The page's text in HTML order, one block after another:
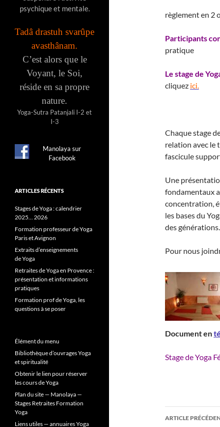
règlement en 2
Participants
pratique
Le stage de
cliquez ici.
Chaque stage
relation avec le
fascicule
Une
fondamentaux
concentration,
les bases du
des générations.
Pour nous
Document en
Stage de Yoga
ARTICLE
psychique et mentale.
Tadâ drastuh svarûpe
avasthânam.
C’est alors que le
Voyant, le Soi,
réside en sa propre
nature.
Yoga-Sutra Patanjali I-2 et
I-3
Manolaya sur
Facebook
ARTICLES RÉCENTS
Stages de Yoga : calendrier
2025… 2026
Formation professeur de Yoga
Paris et Avignon
Extraits d’enseignements
de Yoga
Retraites de Yoga en Provence :
présentation et informations
pratiques
Formation prof de Yoga, les
questions à se poser
Élément du menu
Bibliothèque d’ouvrages Yoga
et spiritualité
Obtenir le lien pour réserver
les cours de Yoga
Plan du site — Manolaya —
Stages Retraites Formation
Yoga
Liens utiles — annuaires Yoga